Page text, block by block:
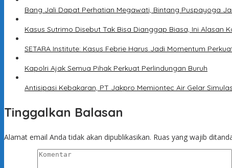
Bang Jali Dapat Perhatian Megawati, Bintang Puspayoga
Kasus Sutrimo Disebut Tak Bisa Dianggap Biasa, Ini Alasan
SETARA Institute: Kasus Febrie Harus Jadi Momentum
Kapolri Ajak Semua Pihak Perkuat Perlindungan Buruh
Antisipasi Kebakaran, PT Jakpro Memiontec Air Gelar
Tinggalkan Balasan
Alamat email Anda tidak akan dipublikasikan. Ruas yang wajib